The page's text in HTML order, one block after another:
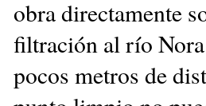
obra directamente
filtración al río
pocos metros de